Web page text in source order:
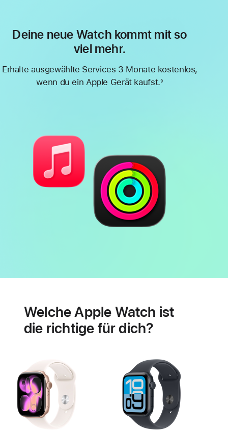
Deine neue Watch kommt mit so
viel mehr.
Erhalte ausgewählte Services 3 Monate kostenlos,
wenn du ein Apple Gerät kaufst.◊
Herzgesundheit
Welche Apple Watch ist
die richtige für dich?